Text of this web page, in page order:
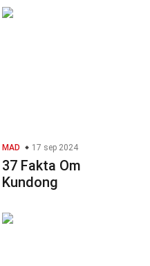
MAD 17 sep 2024
37 Fakta Om
Kundong